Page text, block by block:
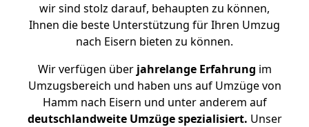
wir sind stolz darauf, behaupten zu können,
Ihnen die beste Unterstützung für Ihren Umzug
nach Eisern bieten zu können.
Wir verfügen überjahrelange Erfahrung im
Umzugsbereich und haben uns auf Umzüge von
Hamm nach Eisern und unter anderem auf
deutschlandweite Umzüge spezialisiert. Unser